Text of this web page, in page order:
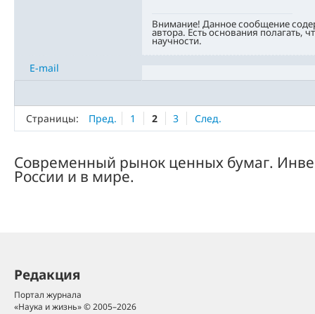
Внимание! Данное сообщение
автора. Есть основания полагать,
научности.
E-mail
Страницы: Пред. 1 2 3 След.
Современный рынок ценных бумаг.
России и в мире.
Редакция
Портал журнала
«Наука и жизнь» © 2005–2026